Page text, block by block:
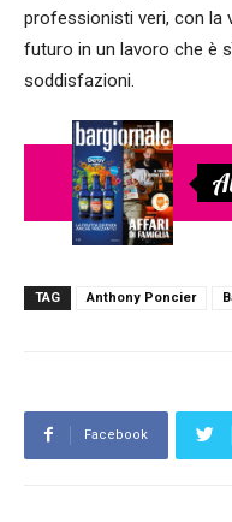
professionisti veri, con la
futuro in un lavoro che è
soddisfazioni.
TAG Anthony Poncier
Facebook